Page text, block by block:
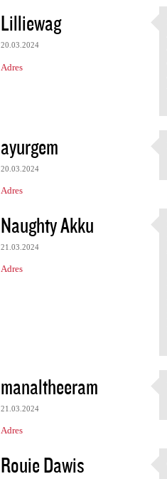
Lilliewag
20.03.2024
Adres
ayurgem
20.03.2024
Adres
Naughty Akku
21.03.2024
Adres
manaltheeram
21.03.2024
Adres
Rouie Dawis